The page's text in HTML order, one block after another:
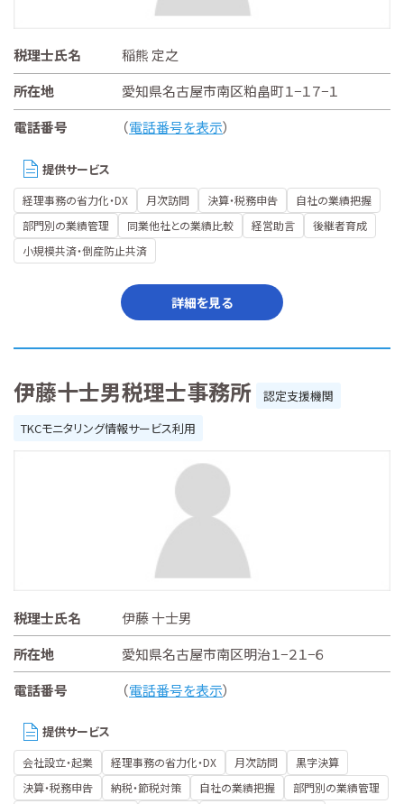
税理士氏名
稲熊 定之
所在地
愛知県名古屋市南区粕畠町１−１７−１
電話番号
（電話番号を表示）
提供サービス
経理事務の省力化・DX 月次訪問 決算・税務申告
自社の業績把握
部門別の業績管理
同業他社との業績比較 経営助言
後継者育成
小規模共済・倒産防止共済
詳細を見る
伊藤十士男税理士事務所
認定支援機関
TKCモニタリング情報サービス利用
税理士氏名
伊藤 十士男
所在地
愛知県名古屋市南区明治１−２１−６
電話番号
（電話番号を表示）
提供サービス
会社設立・起業 経理事務の省力化・DX 月次訪問
黒字決算
決算・税務申告
納税・節税対策 自社の業績把握
部門別の業績管理